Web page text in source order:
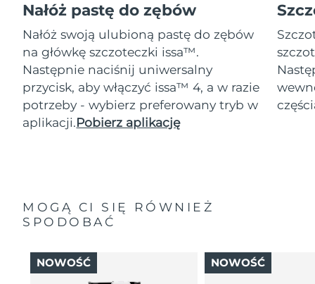
Nałóż pastę do zębów
Nałóż swoją ulubioną pastę do zębów
na główkę szczoteczki issa™.
Następnie naciśnij uniwersalny
przycisk, aby włączyć issa™ 4, a w razie
potrzeby - wybierz preferowany tryb w
aplikacji.Pobierz aplikację
MOGĄ CI SIĘ RÓWNIEŻ
SPODOBAĆ
NOWOŚĆ NOWOŚĆ